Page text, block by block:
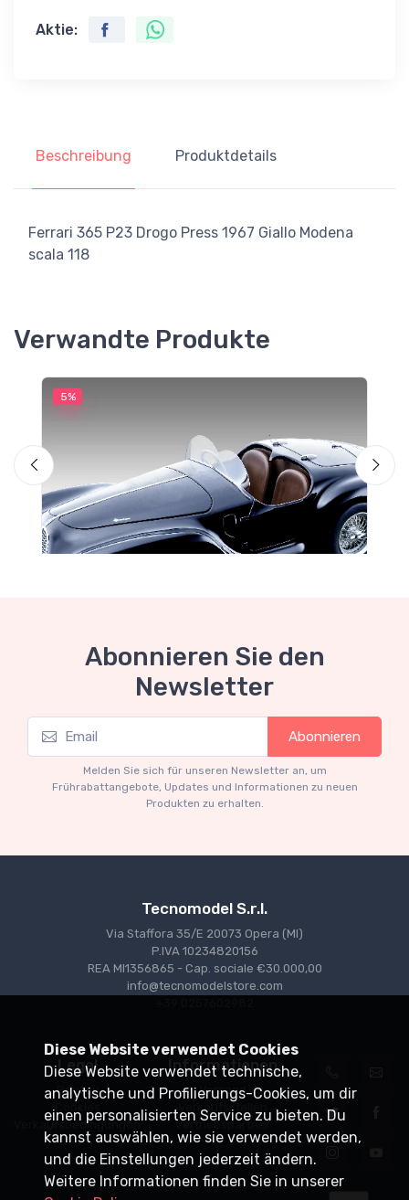
Aktie:
Beschreibung Produktdetails
Ferrari 365 P23 Drogo Press 1967 Giallo Modena
scala 118
Verwandte Produkte
5%
Schnäppchen-Garage
Limited edition 55 pcs scala 1/18
€141.55 €149.00
Abonnieren Sie den
Newsletter
Abonnieren
Melden Sie sich für unseren Newsletter an, um
Frührabattangebote, Updates und Informationen zu neuen
Produkten zu erhalten.
Tecnomodel S.r.l.
Via Staffora 35/E 20073 Opera (MI)
P.IVA 10234820156
REA MI1356865 - Cap. sociale €30.000,00
info@tecnomodelstore.com
Legal
Privacy
Cookies
Verkaufsbedingungen
Informationen
Versand
Verkaufsstellen
Vertriebspartner
Diese Website verwendet Cookies
Diese Website verwendet technische,
analytische und Profilierungs-Cookies, um dir
einen personalisierten Service zu bieten. Du
kannst auswählen, wie sie verwendet werden,
und die Einstellungen jederzeit ändern.
Weitere Informationen finden Sie in unserer